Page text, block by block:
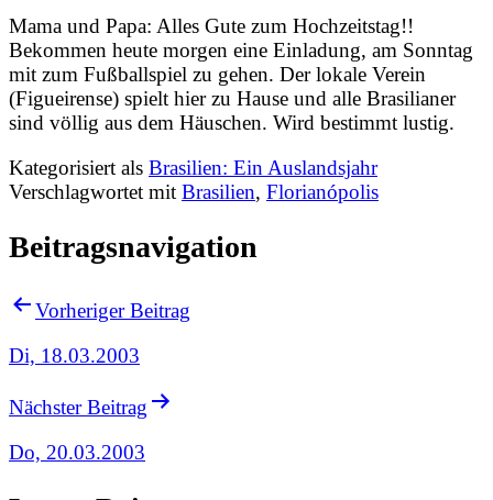
Mama und Papa: Alles Gute zum Hochzeitstag!!
Bekommen heute morgen eine Einladung, am Sonntag
mit zum Fußballspiel zu gehen. Der lokale Verein
(Figueirense) spielt hier zu Hause und alle Brasilianer
sind völlig aus dem Häuschen. Wird bestimmt lustig.
Kategorisiert als Brasilien: Ein Auslandsjahr
Verschlagwortet mit Brasilien, Florianópolis
Beitragsnavigation
Vorheriger Beitrag
Di, 18.03.2003
Nächster Beitrag
Do, 20.03.2003